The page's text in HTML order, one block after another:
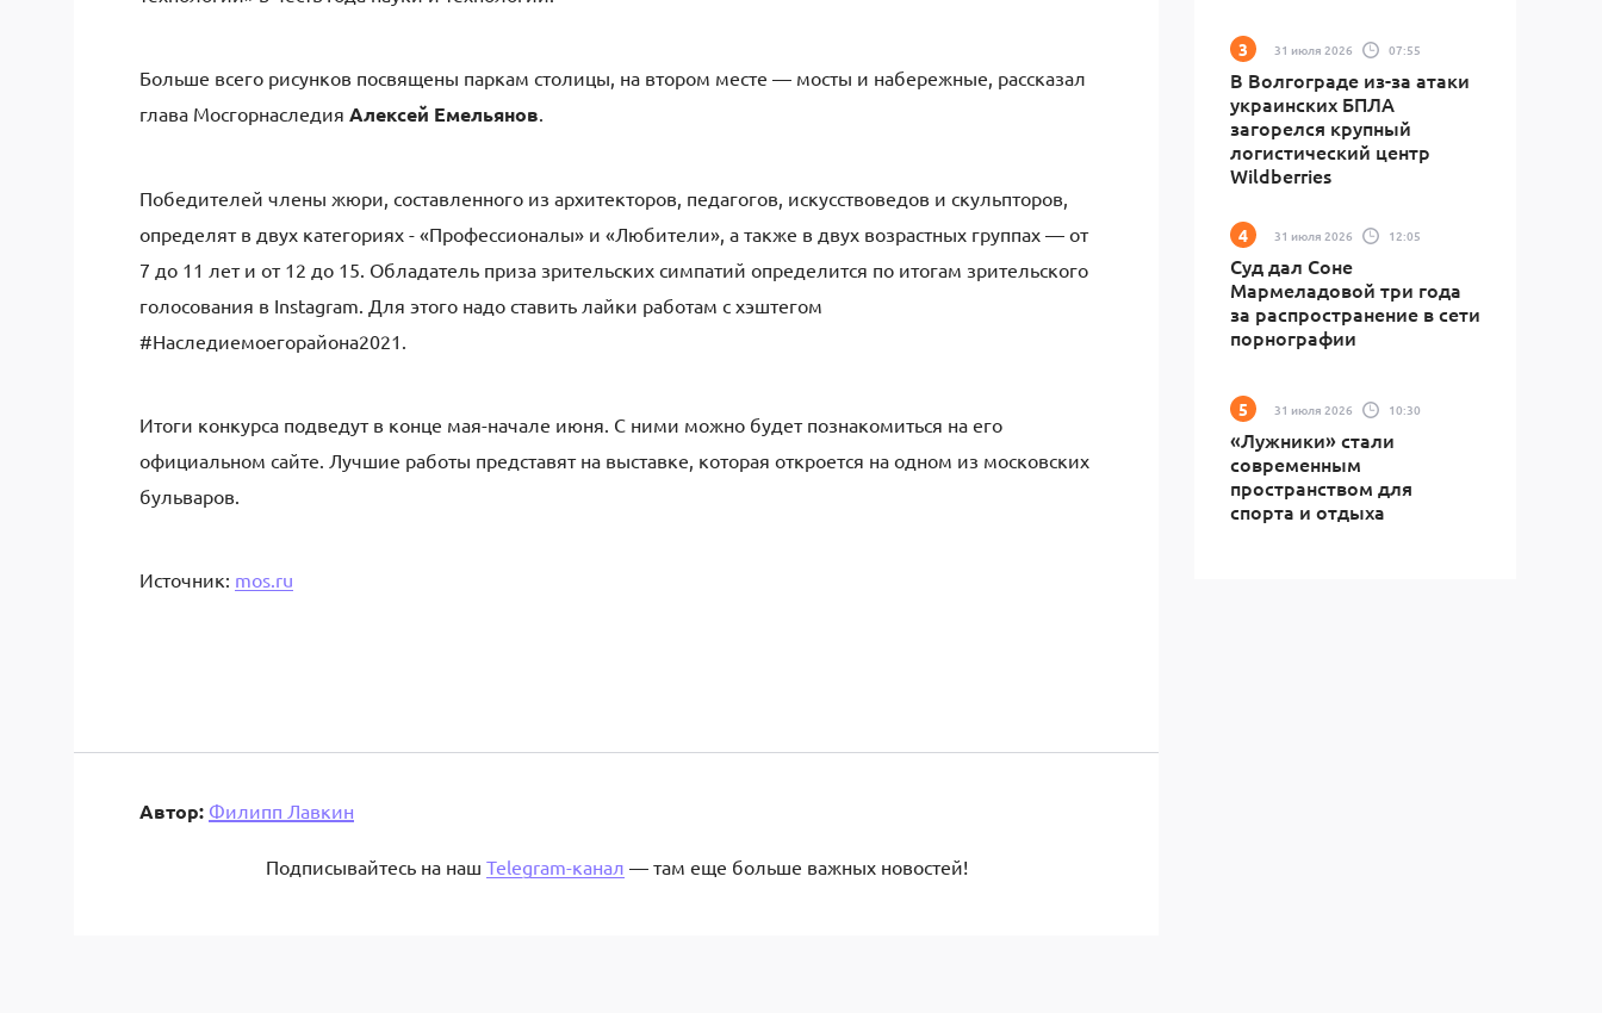
Больше всего рисунков посвящены паркам столицы, на втором месте — мосты и набережные, рассказал
глава Мосгорнаследия Алексей Емельянов.
Победителей члены жюри, составленного из архитекторов, педагогов, искусствоведов и скульпторов,
определят в двух категориях - «Профессионалы» и «Любители», а также в двух возрастных группах — от
7 до 11 лет и от 12 до 15. Обладатель приза зрительских симпатий определится по итогам зрительского
голосования в Instagram. Для этого надо ставить лайки работам c хэштегом
#Наследиемоегорайона2021.
Итоги конкурса подведут в конце мая-начале июня. С ними можно будет познакомиться на его
официальном сайте. Лучшие работы представят на выставке, которая откроется на одном из московских
бульваров.
Источник: mos.ru
Автор: Филипп Лавкин
Подписывайтесь на наш Telegram-канал — там еще больше важных новостей!
31 июля 2026 07:55
В Волгограде из-за атаки
украинских БПЛА
загорелся крупный
логистический центр
Wildberries
31 июля 2026 12:05
Суд дал Соне
Мармеладовой три года
за распространение в сети
порнографии
31 июля 2026 10:30
«Лужники» стали
современным
пространством для
спорта и отдыха